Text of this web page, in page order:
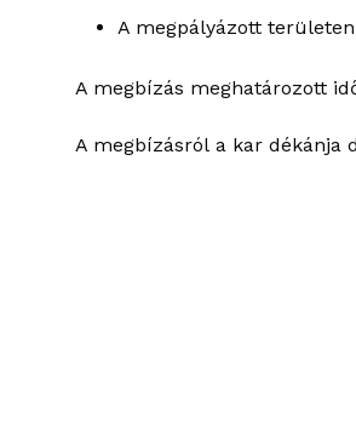
A megpályázott
A megbízás meghatározott
A megbízásról a kar dékánja